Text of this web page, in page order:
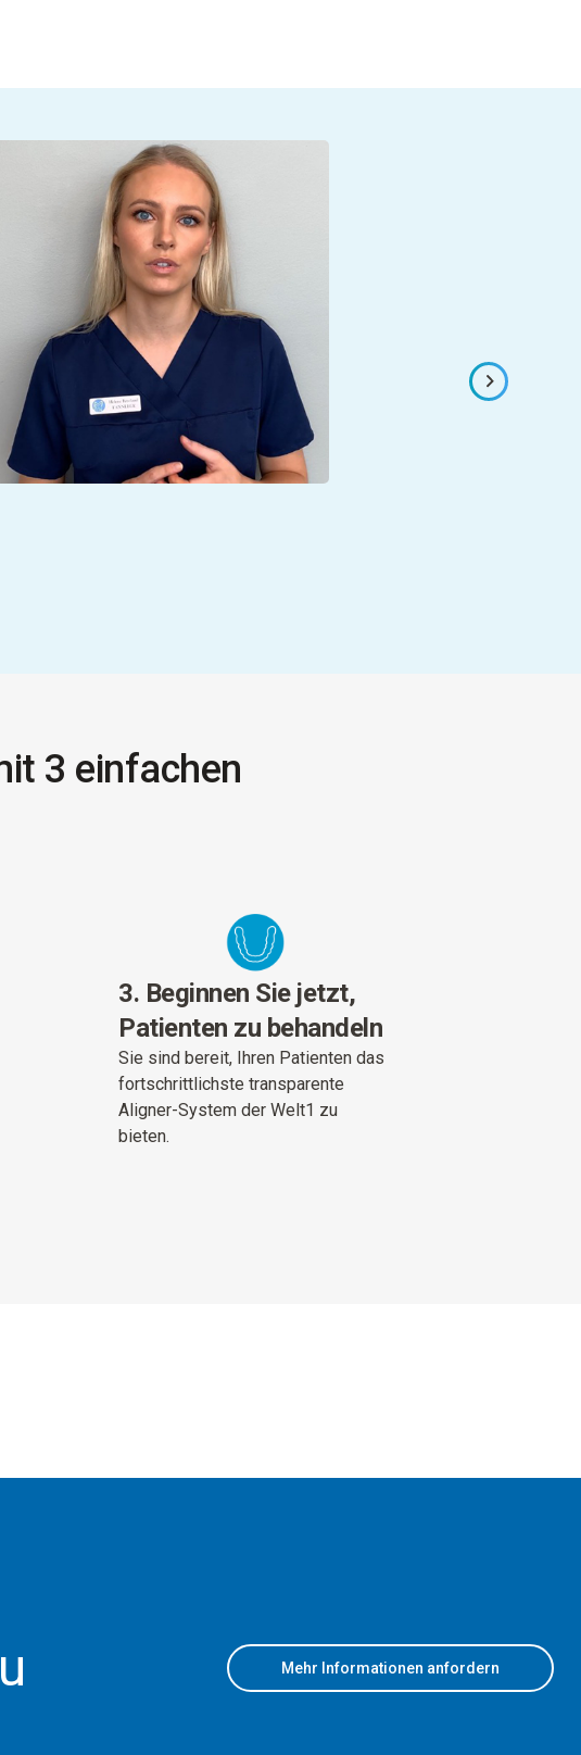
3 einfachen
3. Beginnen Sie jetzt,
Patienten zu behandeln
Sie sind bereit, Ihren Patienten das
fortschrittlichste transparente
Aligner-System der Welt1 zu
bieten.
Mehr Informationen anfordern